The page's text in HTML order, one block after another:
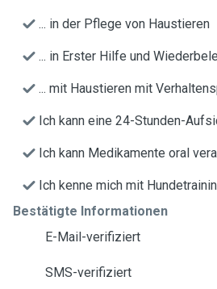
... in der Pflege von Haustieren
... in Erster Hilfe und
... mit Haustieren mit
Ich kann eine 24-Stunden-
Ich kann Medikamente oral
Ich kenne mich mit
Bestätigte Informationen
E-Mail-verifiziert
SMS-verifiziert